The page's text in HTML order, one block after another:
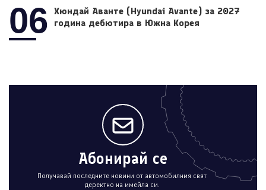
06
Хюндай Аванте (Hyundai Avante) за 2027
година дебютира в Южна Корея
Абонирай се
Получавай последните новини от автомобилния свят
деректно на имейла си.